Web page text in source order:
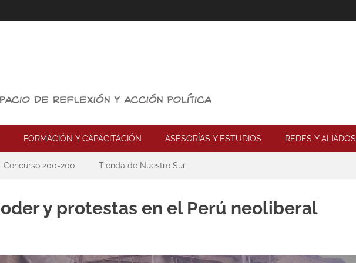
FORMACIÓN Y CAPACITACIÓN ASESORÍAS Y ESTUDIOS REDES Y ALIADOS
Concurso 200-200 Tienda de Nuestro Sur
y protestas en el Perú neoliberal